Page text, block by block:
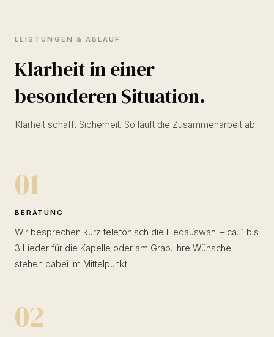
LEISTUNGEN & ABLAUF
Klarheit in einer
besonderen Situation.
Klarheit schafft Sicherheit. So läuft die Zusammenarbeit ab.
01
BERATUNG
Wir besprechen kurz telefonisch die Liedauswahl – ca. 1 bis
3 Lieder für die Kapelle oder am Grab. Ihre Wünsche
stehen dabei im Mittelpunkt.
02